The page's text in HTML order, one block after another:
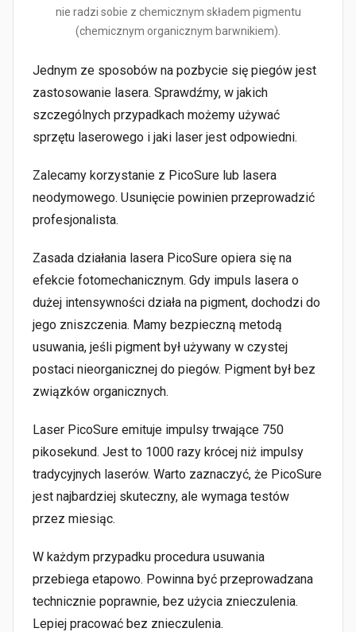
nie radzi sobie z chemicznym składem pigmentu
(chemicznym organicznym barwnikiem).
Jednym ze sposobów na pozbycie się piegów jest
zastosowanie lasera. Sprawdźmy, w jakich
szczególnych przypadkach możemy używać
sprzętu laserowego i jaki laser jest odpowiedni.
Zalecamy korzystanie z PicoSure lub lasera
neodymowego. Usunięcie powinien przeprowadzić
profesjonalista.
Zasada działania lasera PicoSure opiera się na
efekcie fotomechanicznym. Gdy impuls lasera o
dużej intensywności działa na pigment, dochodzi do
jego zniszczenia. Mamy bezpieczną metodą
usuwania, jeśli pigment był używany w czystej
postaci nieorganicznej do piegów. Pigment był bez
związków organicznych.
Laser PicoSure emituje impulsy trwające 750
pikosekund. Jest to 1000 razy krócej niż impulsy
tradycyjnych laserów. Warto zaznaczyć, że PicoSure
jest najbardziej skuteczny, ale wymaga testów
przez miesiąc.
W każdym przypadku procedura usuwania
przebiega etapowo. Powinna być przeprowadzana
technicznie poprawnie, bez użycia znieczulenia.
Lepiej pracować bez znieczulenia.